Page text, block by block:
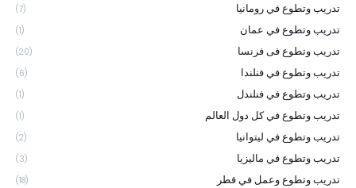
تدريب وتطوع في رومانيا (7)
تدريب وتطوع في عمان (1)
تدريب وتطوع فى فرنسا (20)
تدريب وتطوع في فنلندا (6)
تدريب وتطوع في فنلندل (1)
تدريب وتطوع في كل دول العالم (1)
تدريب وتطوع في ليتوانيا (2)
تدريب وتطوع في ماليزيا (3)
تدريب وتطوع وعمل في قطر (18)